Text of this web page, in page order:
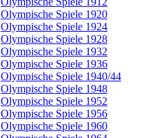
Olympische Spiele 1920
Olympische Spiele 1924
Olympische Spiele 1928
Olympische Spiele 1932
Olympische Spiele 1936
Olympische Spiele 1940/44
Olympische Spiele 1948
Olympische Spiele 1952
Olympische Spiele 1956
Olympische Spiele 1960